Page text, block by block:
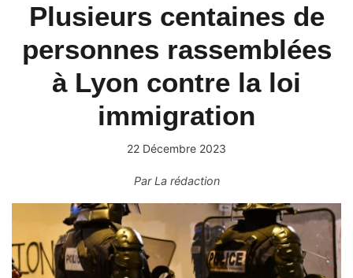
Plusieurs centaines de
personnes rassemblées
à Lyon contre la loi
immigration
22 Décembre 2023
ParLa rédaction